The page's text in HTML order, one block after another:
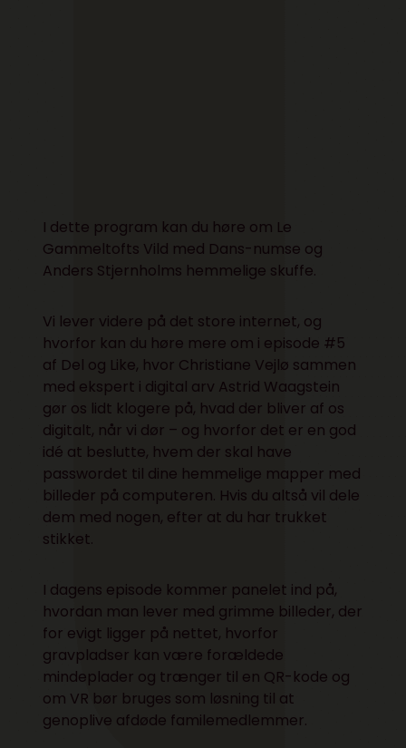
I dette program kan du høre om Le
Gammeltofts Vild med Dans-numse og
Anders Stjernholms hemmelige skuffe.
Vi lever videre på det store internet, og
hvorfor kan du høre mere om i episode #5
af Del og Like, hvor Christiane Vejlø sammen
med ekspert i digital arv Astrid Waagstein
gør os lidt klogere på, hvad der bliver af os
digitalt, når vi dør – og hvorfor det er en god
idé at beslutte, hvem der skal have
passwordet til dine hemmelige mapper med
billeder på computeren. Hvis du altså vil dele
dem med nogen, efter at du har trukket
stikket.
I dagens episode kommer panelet ind på,
hvordan man lever med grimme billeder, der
for evigt ligger på nettet, hvorfor
gravpladser kan være forældede
mindeplader og trænger til en QR-kode og
om VR bør bruges som løsning til at
genoplive afdøde familemedlemmer.